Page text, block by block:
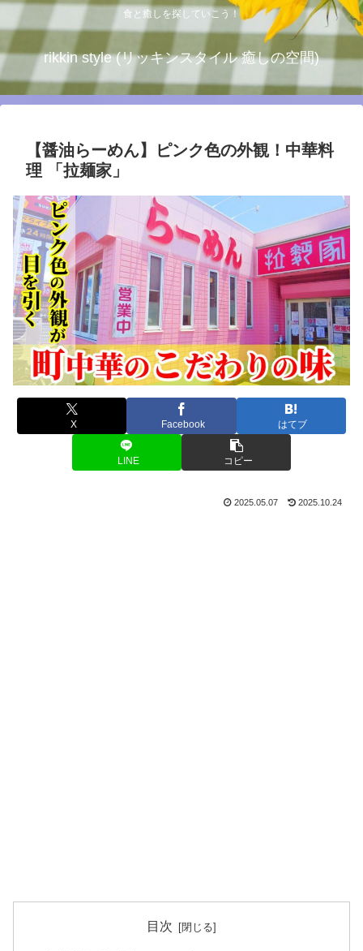
食と癒しを探していこう！
rikkin style (リッキンスタイル 癒しの空間)
【醤油らーめん】ピンク色の外観！中華料
理 「拉麺家」
X Facebook はてブ
LINE コピー
2025.05.07 2025.10.24
目次